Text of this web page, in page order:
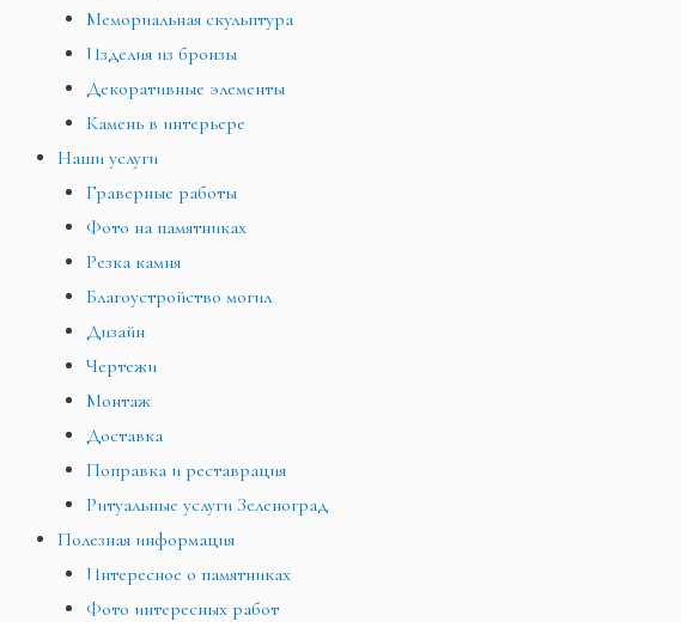
Мемориальная скульптура
Изделия из бронзы
Декоративные элементы
Камень в интерьере
Наши услуги
Граверные работы
Фото на памятниках
Резка камня
Благоустройство могил
Дизайн
Чертежи
Монтаж
Доставка
Поправка и реставрация
Ритуальные услуги Зеленоград
Полезная информация
Интересное о памятниках
Фото интересных работ